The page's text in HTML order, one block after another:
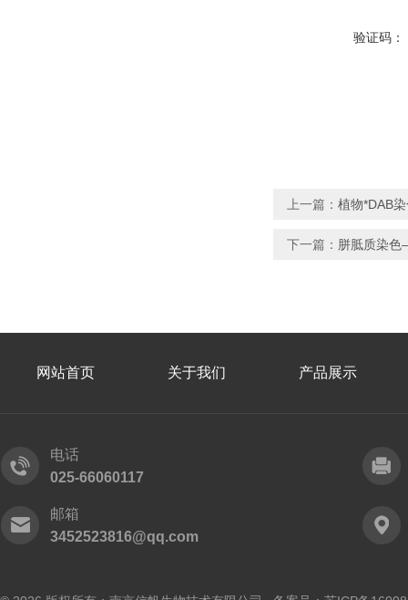
验证码：
上一篇： 植物*DAB
下一篇： 胼胝质染
网站首页 关于我们 产品展示
电话
025-66060117
邮箱
3452523816@qq.com